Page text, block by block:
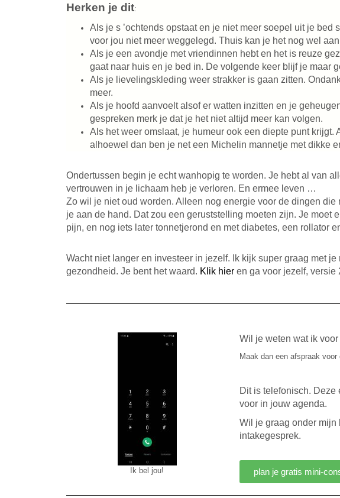
Herken je dit:
Als je s ’ochtends opstaat en je niet meer soepel uit je
voor jou niet meer weggelegd. Thuis kan je het nog wel
Als je een avondje met vriendinnen hebt en het is reuze
gaat naar huis en je bed in. De volgende keer blijf je maar
Als je lievelingskleding weer strakker is gaan zitten.
meer.
Als je hoofd aanvoelt alsof er watten inzitten en je
gespreken merk je dat je het niet altijd meer kan volgen.
Als het weer omslaat, je humeur ook een diepte punt
alhoewel dan ben je net een Michelin mannetje met dikke
Ondertussen begin je echt wanhopig te worden. Je hebt al van
vertrouwen in je lichaam heb je verloren. En ermee leven …
Zo wil je niet oud worden. Alleen nog energie voor de dingen
je aan de hand. Dat zou een geruststelling moeten zijn. Je moet
pijn, en nog iets later tonnetjerond en met diabetes, een rollator
Wacht niet langer en investeer in jezelf. Ik kijk super graag met
gezondheid. Je bent het waard. Klik hier en ga voor jezelf, versie
Ik bel jou!
Wil je weten wat ik
Maak dan een afspraak
Dit is telefonisch.
voor in jouw agenda.
Wil je graag onder
intakegesprek.
plan je gratis mini-